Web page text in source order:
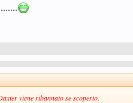
viene ribannato se scoperto.